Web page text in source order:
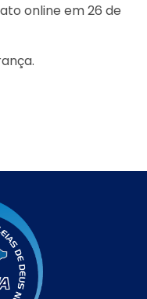
online em 26 de